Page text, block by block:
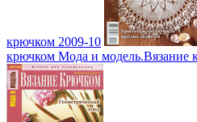
крючком 2009-10
крючком Мода и модель.Вязание